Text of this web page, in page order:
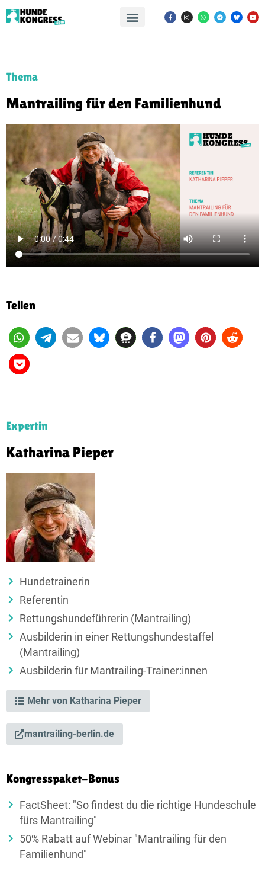
Thema
Mantrailing für den Familienhund
Teilen
Expertin
Katharina Pieper
Hundetrainerin
Referentin
Rettungshunde­führerin (Mantrailing)
Ausbilderin in einer Rettungshunde­staffel
(Mantrailing)
Ausbilderin für Mantrailing-Trainer:innen
Mehr von Katharina Pieper
mantrailing-berlin.de
Kongresspaket-Bonus
FactSheet: "So findest du die richtige Hundeschule
fürs Mantrailing"
50% Rabatt auf Webinar "Mantrailing für den
Familienhund"